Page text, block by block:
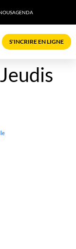
AGENDA
S'INCRIRE EN LIGNE